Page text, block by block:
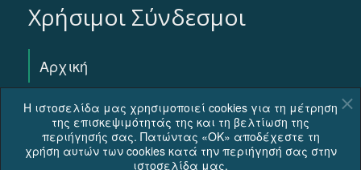
Χρήσιμοι Σύνδεσμοι
Αρχική
Βιογραφικό Ιατρού
Η ομάδα μας
Η ιστοσελίδα μας χρησιμοποιεί cookies για τη μέτρηση
της επισκεψιμότητάς της και τη βελτίωση της
περιήγησής σας. Πατώντας «OK» αποδέχεστε τη
χρήση αυτών των cookies κατά την περιήγησή σας στην
ιστοσελίδα μας.